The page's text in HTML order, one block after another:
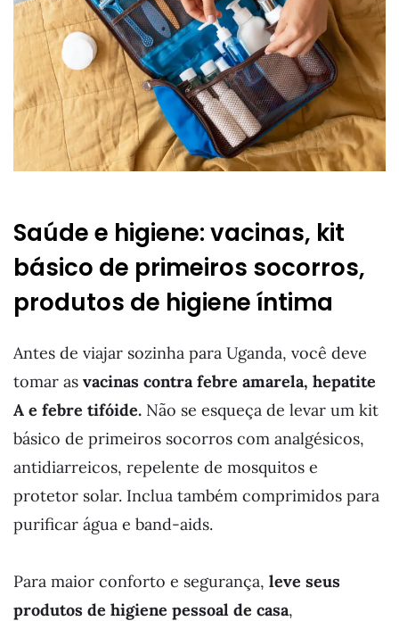
Saúde e higiene: vacinas, kit
básico de primeiros socorros,
produtos de higiene íntima
Antes de viajar sozinha para Uganda, você deve
tomar as vacinas contra febre amarela, hepatite
A e febre tifóide. Não se esqueça de levar um kit
básico de primeiros socorros com analgésicos,
antidiarreicos, repelente de mosquitos e
protetor solar. Inclua também comprimidos para
purificar água e band-aids.
Para maior conforto e segurança, leve seus
produtos de higiene pessoal de casa,